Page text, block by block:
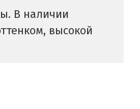
В наличии
высокой